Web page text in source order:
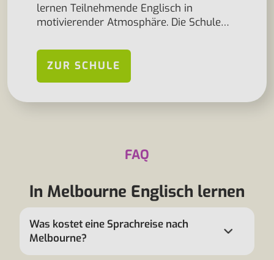
lernen Teilnehmende Englisch in
motivierender Atmosphäre. Die Schule…
ZUR SCHULE
FAQ
In Melbourne Englisch lernen
Was kostet eine Sprachreise nach
Melbourne?